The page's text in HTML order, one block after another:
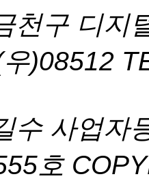
천구 디지
)08512
수 사업자
호